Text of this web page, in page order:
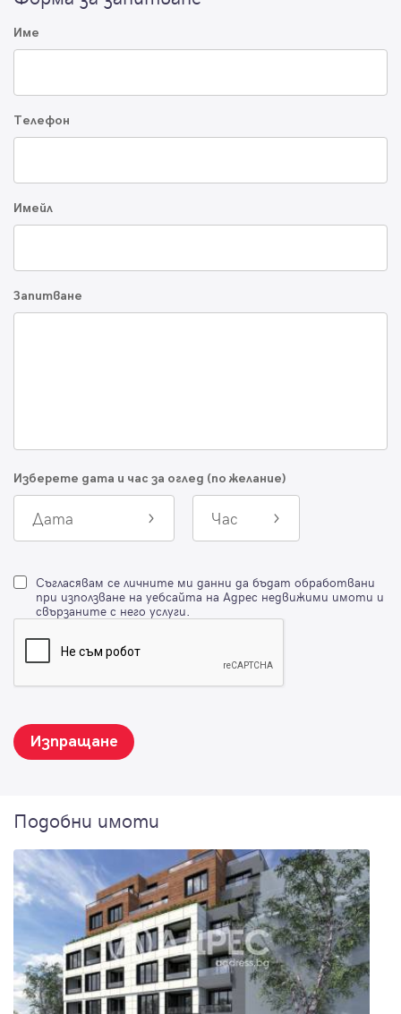
Име
Телефон
Имейл
Запитване
Изберете дата и час за оглед (по желание)
Дата Час
Съгласявам се личните ми данни да бъдат обработвани
при използване на уебсайта на Адрес недвижими имоти и
свързаните с него услуги.
Изпращане
Подобни имоти